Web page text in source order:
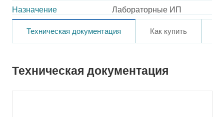
Назначение
Лабораторные ИП
Техническая документация Как купить
Техническая документация